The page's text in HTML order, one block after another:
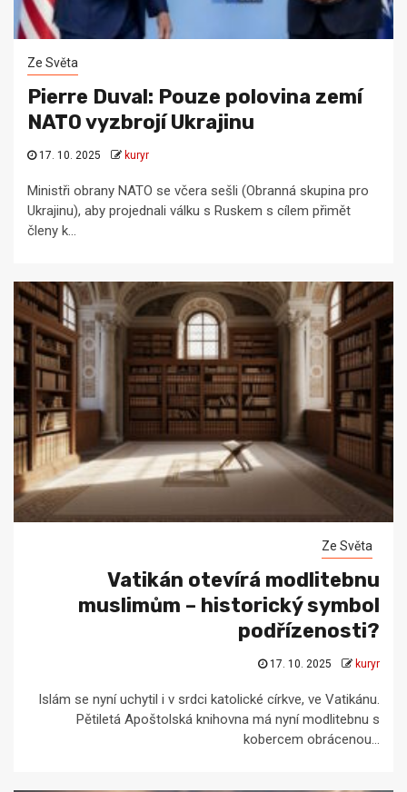
Ze Světa
Pierre Duval: Pouze polovina zemí
NATO vyzbrojí Ukrajinu
17. 10. 2025 kuryr
Ministři obrany NATO se včera sešli (Obranná skupina pro
Ukrajinu), aby projednali válku s Ruskem s cílem přimět
členy k...
Ze Světa
Vatikán otevírá modlitebnu
muslimům – historický symbol
podřízenosti?
17. 10. 2025 kuryr
Islám se nyní uchytil i v srdci katolické církve, ve Vatikánu.
Pětiletá Apoštolská knihovna má nyní modlitebnu s
kobercem obrácenou...